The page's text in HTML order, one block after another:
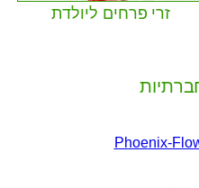
זרי פרחים ליולדת